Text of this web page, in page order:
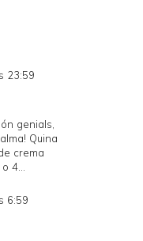
23:59
genials,
Quina
crema
4...
6:59